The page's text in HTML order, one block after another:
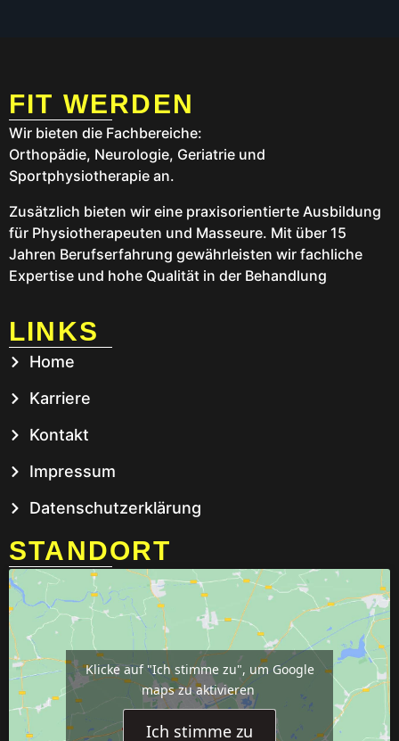
FIT WERDEN
Wir bieten die Fachbereiche:
Orthopädie, Neurologie, Geriatrie und
Sportphysiotherapie an.
Zusätzlich bieten wir eine praxisorientierte Ausbildung
für Physiotherapeuten und Masseure. Mit über 15
Jahren Berufserfahrung gewährleisten wir fachliche
Expertise und hohe Qualität in der Behandlung
LINKS
Home
Karriere
Kontakt
Impressum
Datenschutzerklärung
STANDORT
Klicke auf "Ich stimme zu", um Google
maps zu aktivieren
Ich stimme zu